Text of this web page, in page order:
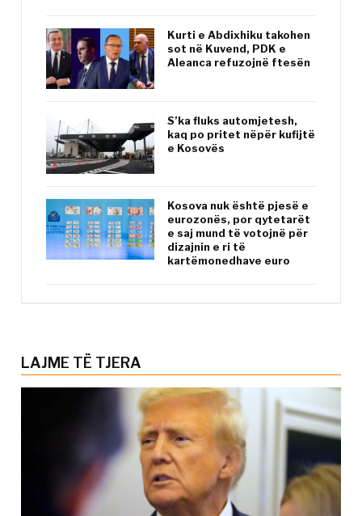
Kurti e Abdixhiku takohen
sot në Kuvend, PDK e
Aleanca refuzojnë ftesën
S’ka fluks automjetesh,
kaq po pritet nëpër kufijtë
e Kosovës
Kosova nuk është pjesë e
eurozonës, por qytetarët
e saj mund të votojnë për
dizajnin e ri të
kartëmonedhave euro
LAJME TË TJERA